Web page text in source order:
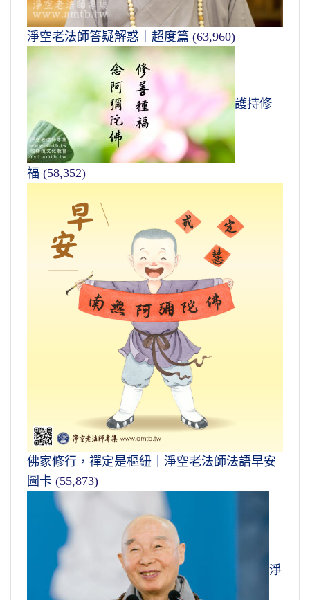
淨空老法師答疑解惑｜超度篇 (63,960)
護持修
福 (58,352)
佛家修行，禪定是樞紐｜淨空老法師法語早安
圖卡 (55,873)
淨